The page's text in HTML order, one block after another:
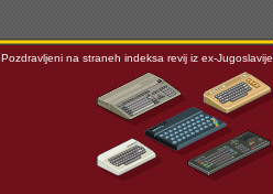
Pozdravljeni na straneh indeksa revij iz ex-Jugoslavije.